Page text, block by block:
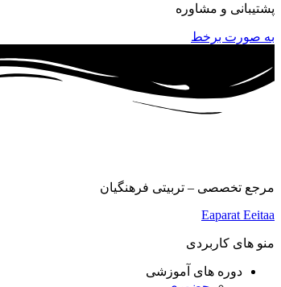
پشتیبانی و مشاوره
به صورت برخط
مرجع تخصصی – تربیتی فرهنگیان
Eaparat Eeitaa
منو های کاربردی
دوره های آموزشی